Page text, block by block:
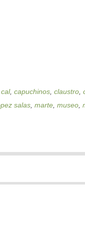
cal, capuchinos claustro
salas marte museo